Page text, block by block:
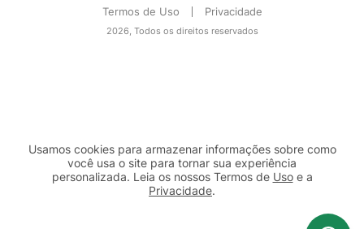
Termos de Uso Privacidade
2026, Todos os direitos reservados
Usamos cookies para armazenar informações sobre como
você usa o site para tornar sua experiência
personalizada. Leia os nossos Termos de Usoe a
Privacidade.